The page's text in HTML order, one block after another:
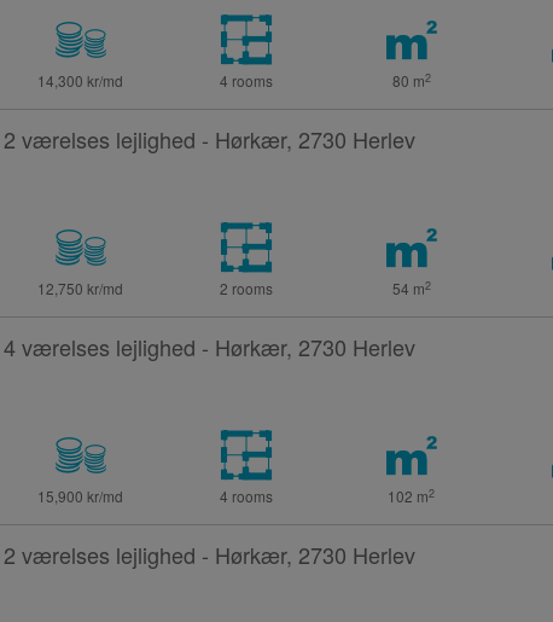
14,300 kr/md 4 rooms 80 m2
2 værelses lejlighed - Hørkær, 2730 Herlev
12,750 kr/md 2 rooms 54 m2
4 værelses lejlighed - Hørkær, 2730 Herlev
15,900 kr/md 4 rooms 102 m2
2 værelses lejlighed - Hørkær, 2730 Herlev